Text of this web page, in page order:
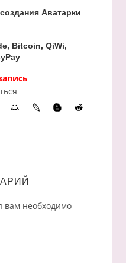
Аватарки
Bitcoin, QiWi,
вам необходимо